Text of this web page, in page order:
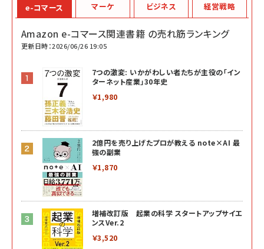
e-コマース
Amazon e-コマース関連書籍 の売れ筋ランキング
更新日時：2026/06/26 19:05
7つの激変: いかがわしい者たちが主役の「イン
ターネット産業」30年史
￥1,980
2億円を売り上げたプロが教える note×AI 最
強の副業
￥1,870
増補改訂版 起業の科学 スタートアップサイエ
ンスVer.2
￥3,520
マーケ ビジネス 経営戦略